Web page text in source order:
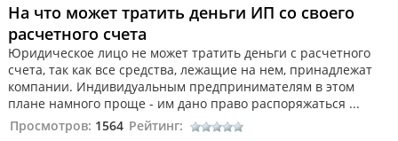
На что может тратить деньги ИП со своего
расчетного счета
Юридическое лицо не может тратить деньги с расчетного
счета, так как все средства, лежащие на нем, принадлежат
компании. Индивидуальным предпринимателям в этом
плане намного проще - им дано право распоряжаться ...
Просмотров: 1564 Рейтинг: